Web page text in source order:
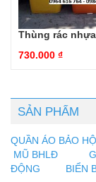
Thùng rác
730.000 ₫
SẢN PHẨM
QUẦN ÁO BẢO
MŨ BHLĐ
ĐỘNG
BIỂN